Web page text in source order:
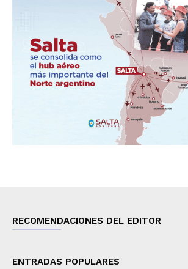
RECOMENDACIONES DEL EDITOR
ENTRADAS POPULARES